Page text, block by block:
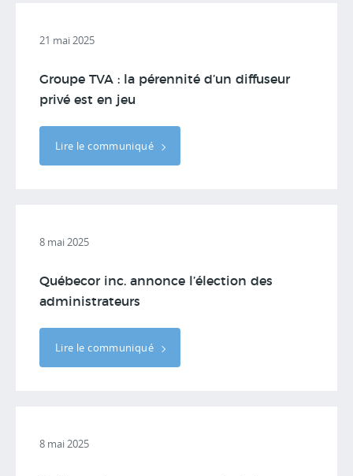
21 mai 2025
Groupe TVA : la pérennité d’un diffuseur
privé est en jeu
Lire le communiqué
8 mai 2025
Québecor inc. annonce l’élection des
administrateurs
Lire le communiqué
8 mai 2025